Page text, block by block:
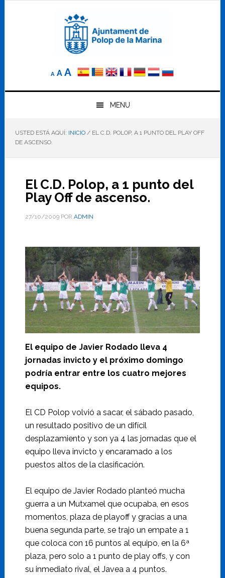
A
Reducir
elA Tamaño
AAumentar
el
tamaño
letra
MENU
USTED ESTÁ AQUÍ: INICIO /EL C.D. POLOP, A 1 PUNTO DEL PLAY OFF
DE ASCENSO.
El C.D. Polop, a 1 punto del
Play Off de ascenso.
27/10/2009POR ADMIN
El equipo de Javier Rodado lleva 4
jornadas invicto y el próximo domingo
podría entrar entre los cuatro mejores
equipos.
El CD Polop volvió a sacar, el sábado pasado,
un resultado positivo de un difícil
desplazamiento y son ya 4 las jornadas que el
equipo lleva invicto y encaramado a los
puestos altos de la clasificación.
El equipo de Javier Rodado planteó mucha
guerra a un Mutxamel que ocupaba, en esos
momentos, plaza de playoff y gracias a una
buena segunda parte, se trajo un empate a 1
que coloca con 16 puntos al equipo, en la 6ª
plaza, pero solo a 1 punto de play offs, y con
su inmediato rival, el Javea a 4 puntos.